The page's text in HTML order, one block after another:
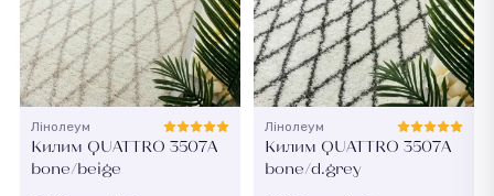
Лінолеум
Килим QUATTRO 3507A
bone/beige
Лінолеум
Килим QUATTRO 3507A
bone/d.grey